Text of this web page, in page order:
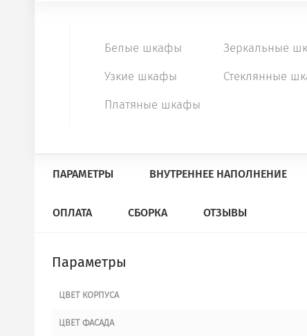
Белые шкафы
Зеркальные
Узкие шкафы
Стеклянные
Платяные шкафы
ПАРАМЕТРЫ ВНУТРЕННЕЕ НАПОЛНЕНИЕ
ОПЛАТА СБОРКА ОТЗЫВЫ
Параметры
ЦВЕТ КОРПУСА
ЦВЕТ ФАСАДА